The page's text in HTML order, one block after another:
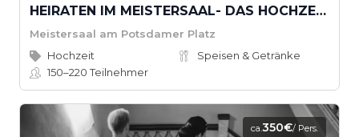
HEIRATEN IM MEISTERSAAL- DAS HOCHZEITSPAKET
Meistersaal am Potsdamer Platz
Hochzeit
Speisen & Getränke
150–220Teilnehmer
ca.350€/ Pers.